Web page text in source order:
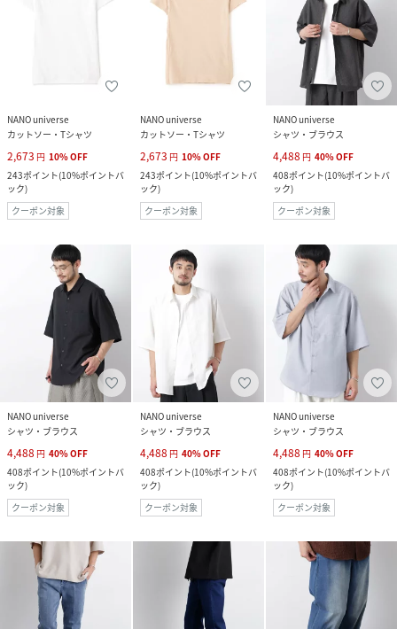
NANO universe
カットソー・Tシャツ
2,673 円 10%OFF
243ポイント(10%ポイントバ
ック)
クーポン対象
NANO universe
カットソー・Tシャツ
2,673 円 10%OFF
243ポイント(10%ポイントバ
ック)
クーポン対象
NANO universe
シャツ・ブラウス
4,488 円 40%OFF
408ポイント(10%ポイントバ
ック)
クーポン対象
NANO universe
シャツ・ブラウス
4,488 円 40%OFF
408ポイント(10%ポイントバ
ック)
クーポン対象
NANO universe
シャツ・ブラウス
4,488 円 40%OFF
408ポイント(10%ポイントバ
ック)
クーポン対象
NANO universe
シャツ・ブラウス
4,488 円 40%OFF
408ポイント(10%ポイントバ
ック)
クーポン対象